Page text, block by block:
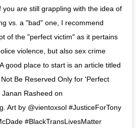
you are still grappling with the idea of
vs. a "bad" one, I recommend
of the "perfect victim" as it pertains
violence, but also sex crime
good place to start is an article titled
Be Reserved Only for 'Perfect
Janan Rasheed on
Art by @vientoxsol #JusticeForTony
#BlackTransLivesMatter